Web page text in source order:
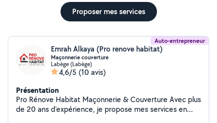
Proposer mes services
Auto-entrepreneur
Emrah Alkaya (Pro renove habitat)
Maçonnerie couverture
Labège (Labège)
4,6/5 (10 avis)
Présentation
Pro Rénove Habitat Maçonnerie & Couverture Avec plus
de 20 ans d'expérience, je propose mes services en